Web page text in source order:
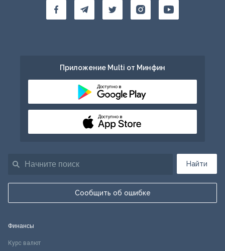
Найти
Сообщить об ошибке
Приложение Multi от Минфин
Доступно в
Доступно в
Финансы
Курс валют